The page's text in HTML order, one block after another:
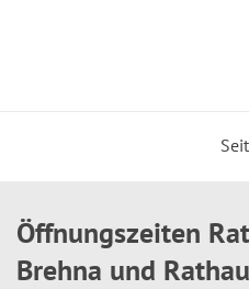
Öffnungszeiten
Brehna und